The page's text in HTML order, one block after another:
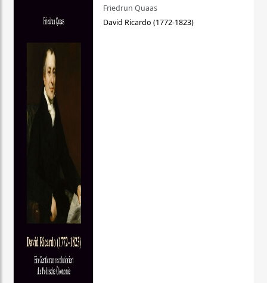
Friedrun Quaas
David Ricardo (1772-1823)